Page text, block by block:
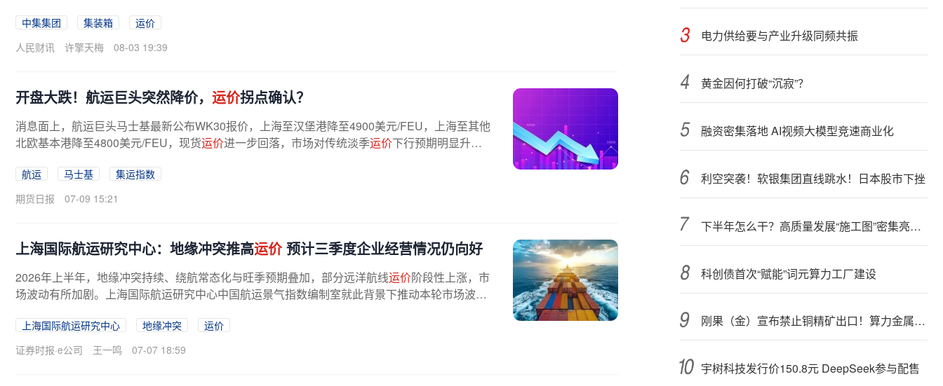
中集集团 集装箱
运价
人民财讯
许擎天梅 08-03 19:39
开盘大跌！航运巨头突然降价， 运价拐点确认？
消息面上，航运巨头马士基最新公布WK30报价，上海至汉堡港降至4900美元/FEU，上海至其他
北欧基本港降至4800美元/FEU，现货运价进一步回落，市场对传统淡季运价下行预期明显升
航运 马士基
集运指数
期货日报
07-09 15:21
上海国际航运研究中心：地缘冲突推高运价预计三季度企业经营情况仍向好
2026年上半年，地缘冲突持续、绕航常态化与旺季预期叠加，部分远洋航线运价阶段性上涨，市
场波动有所加剧。上海国际航运研究中心中国航运景气指数编制室就此背景下推动本轮市场波动
上海国际航运研究中心 地缘冲突
运价
证券时报·e公司
王一鸣 07-07 18:59
电力供给要与产业升级同频共振
黄金因何打破“沉寂”？
融资密集落地 AI视频大模型竞速商业化
利空突袭！软银集团直线跳水！日本股市下挫
下半年怎么干？高质量发展“施工图”密集亮相 聚焦主业提质增效 国资央企向AI要动能
科创债首次“赋能”词元算力工厂建设
刚果（金）宣布禁止铜精矿出口！算力金属影响多大？
宇树科技发行价150.8元 DeepSeek参与配售